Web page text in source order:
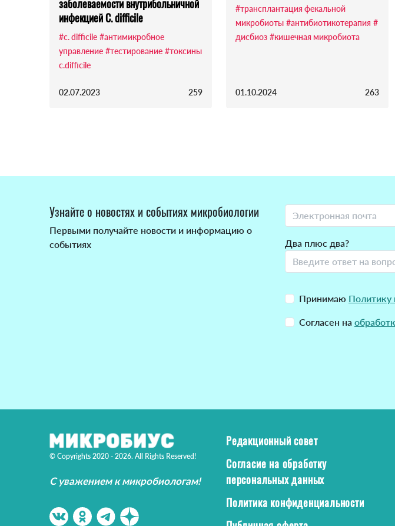
заболеваемости внутрибольничной
инфекцией C. difficile
#c. difficile #антимикробное
управление #тестирование #токсины
c.difficile
02.07.2023 259
#трансплантация фекальной
микробиоты #антибиотикотерапия #
дисбиоз #кишечная микробиота
01.10.2024 263
Узнайте о новостях и событиях микробиологии
Первыми получайте новости и информацию о
событиях
Два плюс два?
Принимаю Политику
Согласен на
© Copyrights 2020 - 2026. All Rights Reserved!
С уважением к микробиологам!
Редакционный совет
Согласие на обработку
персональных данных
Политика конфиденциальности